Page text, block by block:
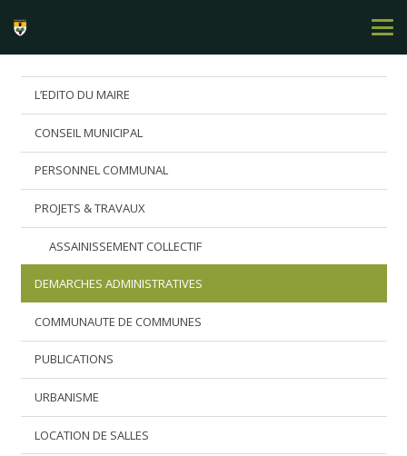
L’EDITO DU MAIRE
CONSEIL MUNICIPAL
PERSONNEL COMMUNAL
PROJETS & TRAVAUX
ASSAINISSEMENT COLLECTIF
DEMARCHES ADMINISTRATIVES
COMMUNAUTE DE COMMUNES
PUBLICATIONS
URBANISME
LOCATION DE SALLES